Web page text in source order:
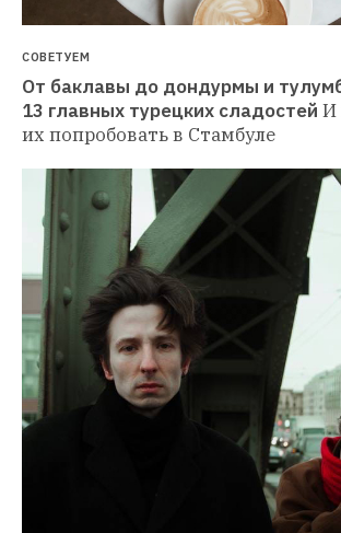
СОВЕТУЕМ
От баклавы до дондурмы и
13 главных турецких сладостей И
их попробовать в Стамбуле